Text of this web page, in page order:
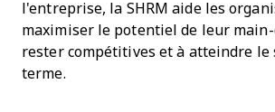
l'entreprise, la SHRM aide les
maximiser le potentiel de leur
rester compétitives et à atteindre le
terme.